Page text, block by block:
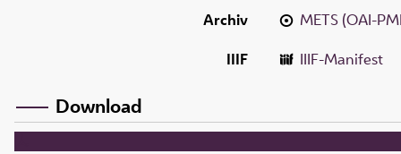
Archiv
METS (OAI-
IIIF
IIIF-Manifest
Download